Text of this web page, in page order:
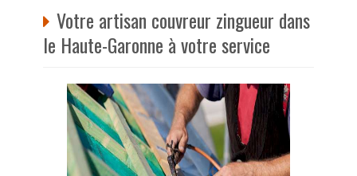
Votre artisan couvreur zingueur dans
le Haute-Garonne à votre service